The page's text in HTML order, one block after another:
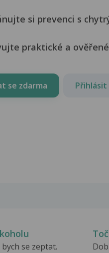
si prevenci s
praktické a
se zdarma Přihlásit
se zeptat.